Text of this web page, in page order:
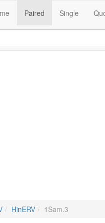
Paired Single
HinERV 1Sam.3